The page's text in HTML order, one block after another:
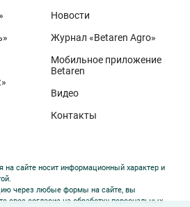
Новости
Журнал «Betaren Agro»
Мобильное приложение
Betaren
Видео
Контакты
на сайте носит информационный характер и
через любые формы на сайте, вы
свое согласие на обработку персональных